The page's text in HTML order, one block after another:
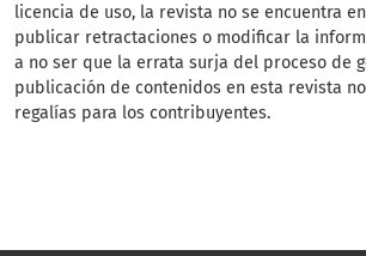
licencia de uso, la revista no se encuentra
publicar retractaciones o modificar la
a no ser que la errata surja del proceso de
publicación de contenidos en esta revista
regalías para los contribuyentes.